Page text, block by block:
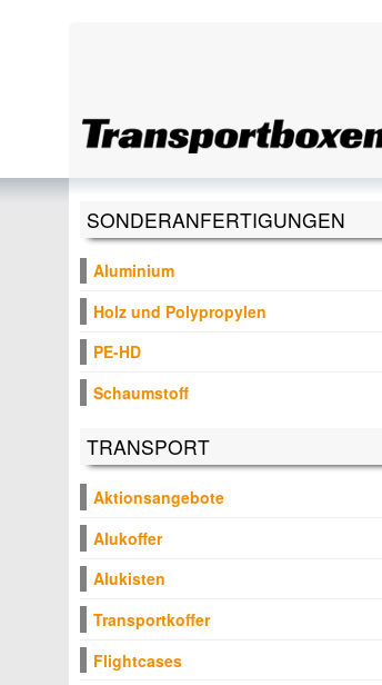
SONDERANFERTIGUNGEN
Aluminium
Holz und Polypropylen
PE-HD
Schaumstoff
TRANSPORT
Aktionsangebote
Alukoffer
Alukisten
Transportkoffer
Flightcases